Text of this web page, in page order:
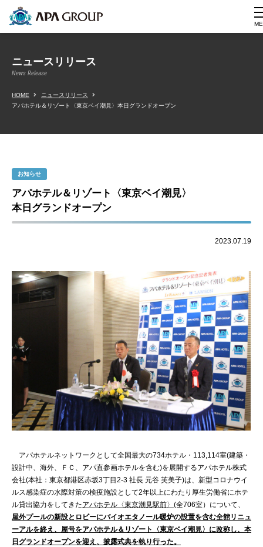
ニュースリリース
News Release
HOME
ニュースリリース
アパホテル＆リゾート〈東京ベイ潮見〉本日グランドオープン
お知らせ
アパホテル＆リゾート〈東京ベイ潮見〉
本日グランドオープン
2023.07.19
アパホテルネットワークとして全国最大の734ホテル・113,114室(建築・
設計中、海外、ＦＣ、アパ直参画ホテルを含む)を展開するアパホテル株式
会社(本社：東京都港区赤坂3丁目2‐3 社長 元谷 芙美子)は、新型コロナウイ
ルス感染症の水際対策の検疫施設として2年以上にわたり厚生労働省にホテ
ル貸出協力をしてきたアパホテル〈東京潮見駅前〉 (全706室）について、
屋外プールの新設とロビーにバイオエタノール暖炉の設置を含む全館リニュ
ーアルを終え、屋号をアパホテル＆リゾート〈東京ベイ潮見〉に改称し、本
日グランドオープンを迎え、披露式典を執り行った。